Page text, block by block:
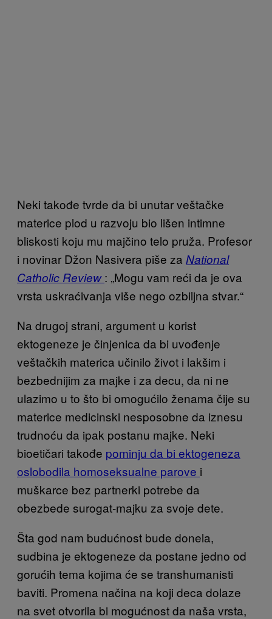
Neki takođe tvrde da bi unutar veštačke
materice plod u razvoju bio lišen intimne
bliskosti koju mu majčino telo pruža. Profesor
i novinar Džon Nasivera piše za National
Catholic Review: „Mogu vam reći da je ova
vrsta uskraćivanja više nego ozbiljna stvar.“
Na drugoj strani, argument u korist
ektogeneze je činjenica da bi uvođenje
veštačkih materica učinilo život i lakšim i
bezbednijim za majke i za decu, da ni ne
ulazimo u to što bi omogućilo ženama čije su
materice medicinski nesposobne da iznesu
trudnoću da ipak postanu majke. Neki
bioetičari takođe pominju da bi ektogeneza
oslobodila homoseksualne parove i
muškarce bez partnerki potrebe da
obezbede surogat-majku za svoje dete.
Šta god nam budućnost bude donela,
sudbina je ektogeneze da postane jedno od
gorućih tema kojima će se transhumanisti
baviti. Promena načina na koji deca dolaze
na svet otvorila bi mogućnost da naša vrsta,